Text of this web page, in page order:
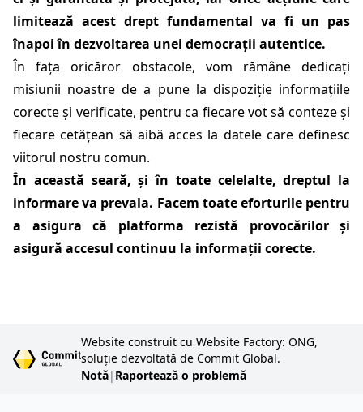
limitează acest drept fundamental va fi un pas
înapoi în dezvoltarea unei democrații autentice.
În fața oricăror obstacole, vom rămâne dedicați
misiunii noastre de a pune la dispoziție informațiile
corecte și verificate, pentru ca fiecare vot să conteze și
fiecare cetățean să aibă acces la datele care definesc
viitorul nostru comun.
În această seară, și în toate celelalte, dreptul la
informare va prevala. Facem toate eforturile pentru
a asigura că platforma rezistă provocărilor și
asigură accesul continuu la informații corecte.
Website construit cu Website Factory: ONG,
soluție dezvoltată de Commit Global.
Notă| Raportează o problemă